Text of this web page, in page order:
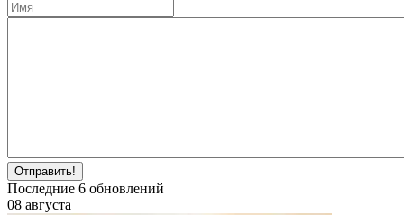
Отправить!
Последние 6 обновлений
08 августа